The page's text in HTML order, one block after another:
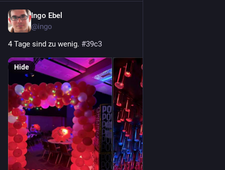
Ingo Ebel
@ingo
4 Tage sind zu wenig. #39c3
Hide